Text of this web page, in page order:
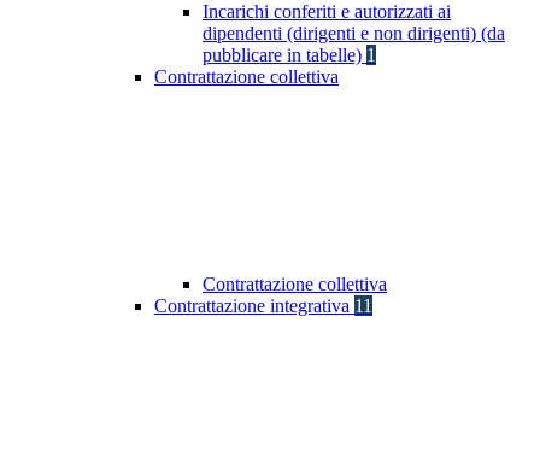
Incarichi conferiti e autorizzati ai
dipendenti (dirigenti e non dirigenti) (da
pubblicare in tabelle) 1
Contrattazione collettiva
Contrattazione collettiva
Contrattazione integrativa 11